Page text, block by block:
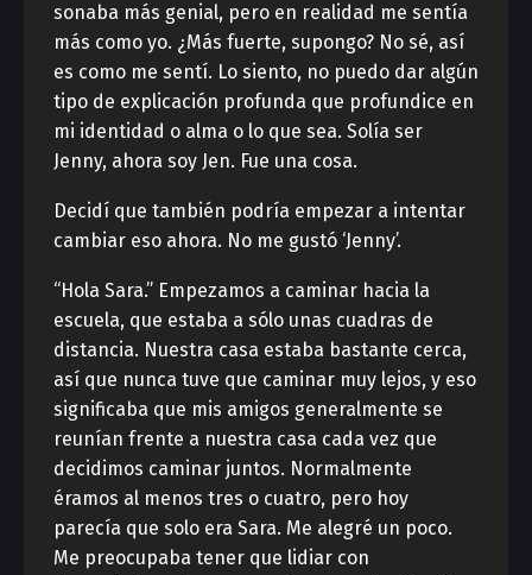
sonaba más genial, pero en realidad me sentía
más como yo. ¿Más fuerte, supongo? No sé, así
es como me sentí. Lo siento, no puedo dar algún
tipo de explicación profunda que profundice en
mi identidad o alma o lo que sea. Solía ​​ser
Jenny, ahora soy Jen. Fue una cosa.
Decidí que también podría empezar a intentar
cambiar eso ahora. No me gustó ‘Jenny’.
“Hola Sara.” Empezamos a caminar hacia la
escuela, que estaba a sólo unas cuadras de
distancia. Nuestra casa estaba bastante cerca,
así que nunca tuve que caminar muy lejos, y eso
significaba que mis amigos generalmente se
reunían frente a nuestra casa cada vez que
decidimos caminar juntos. Normalmente
éramos al menos tres o cuatro, pero hoy
parecía que solo era Sara. Me alegré un poco.
Me preocupaba tener que lidiar con